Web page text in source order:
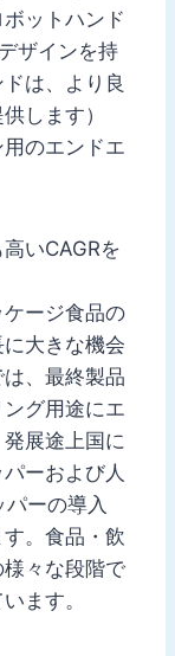
ットハンド
ザインを持
は、より良
します）
のエンドエ
いCAGRを
ージ食品の
大きな機会
、最終製品
グ用途にエ
展途上国に
ーおよび人
ーの導入
。食品・飲
々な段階で
ます。